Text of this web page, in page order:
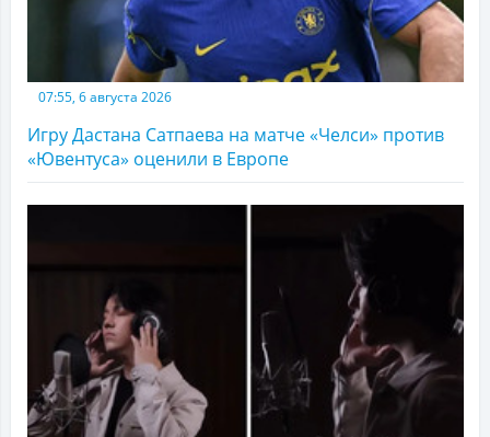
07:55, 6 августа 2026
Игру Дастана Сатпаева на матче «Челси» против
«Ювентуса» оценили в Европе